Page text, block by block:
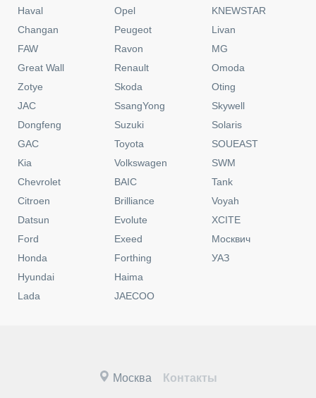
Haval
Changan
FAW
Great Wall
Zotye
JAC
Dongfeng
GAC
Kia
Chevrolet
Citroen
Datsun
Ford
Honda
Hyundai
Lada
Opel
Peugeot
Ravon
Renault
Skoda
SsangYong
Suzuki
Toyota
Volkswagen
BAIC
Brilliance
Evolute
Exeed
Forthing
Haima
JAECOO
KNEWSTAR
Livan
MG
Omoda
Oting
Skywell
Solaris
SOUEAST
SWM
Tank
Voyah
XCITE
Москвич
УАЗ
Москва Контакты